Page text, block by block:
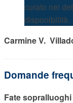
curato nei
disponibilità.
Carmine V. 
Domande
Fate